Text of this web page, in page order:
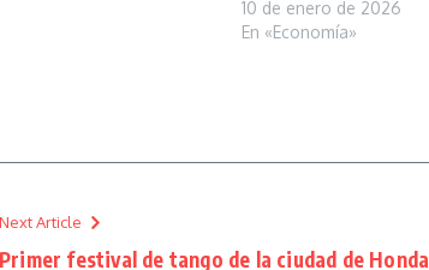
10 de enero de 2026
En «Economía»
Next Article
Primer festival de tango de la ciudad de Honda